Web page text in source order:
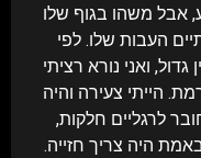
אבל משהו בגוף שלו
העבות שלו. לפי
ואני נורא רציתי
הייתי צעירה והיה
לרגליים חלקות,
היה צריך חזייה.